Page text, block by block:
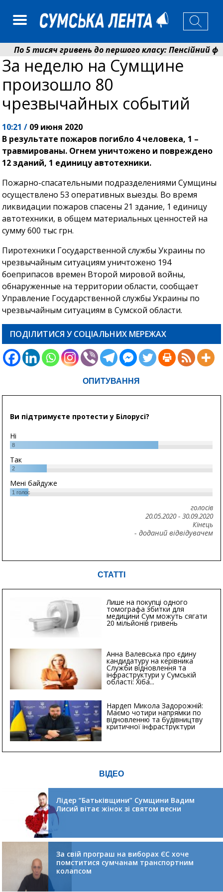
По 5 тисяч гривень до першого класу: Пенсійний
Ніколаєнко: у Сумах погодили 115 компенсацій на
За неделю на Сумщине
произошло 80
чрезвычайных событий
10:21 / 09 июня 2020
В результате пожаров погибло 4 человека, 1 –
травмированы. Огнем уничтожено и повреждено
12 зданий, 1 единицу автотехники.
Пожарно-спасательными подразделениями Сумщины
осуществлено 53 оперативных выезды. Во время
ликвидации пожаров спасены 21 здание, 1 единицу
автотехники, в общем материальных ценностей на
сумму 600 тыс грн.
Пиротехники Государственной службы Украины по
чрезвычайным ситуациям уничтожено 194
боеприпасов времен Второй мировой войны,
обнаруженные на территории области, сообщает
Управление Государственной службы Украины по
чрезвычайным ситуациям в Сумской области.
ПОДІЛИТИСЯ У СОЦІАЛЬНИХ МЕРЕЖАХ
ОПИТУВАННЯ
Ви підтримуєте протести у Білорусі?
Ні
8
Так
2
Мені байдуже
1 голос
голосів
20.05.2020- 30.09.2020
Кінець
- доданий відвідувачем
СТАТТІ
Лише на покупці одного
томографа збитки для
медицини Сум можуть сягати
20 мільйонів гривень
Анна Валевська про єдину
кандидатуру на керівника
Служби відновлення та
інфраструктури у Сумській
області: Хіба...
Нардеп Микола Задорожній:
Маємо чотири напрямки по
відновленню та будівництву
критичної інфраструктури
ВІДЕО
Лідер “Батьківщини” Сумщини Вадим
Лисий вітає жінок зі святом весни
За свій програш на виборах ЄС хоче
помститися сумчанам транспортним
колапсом